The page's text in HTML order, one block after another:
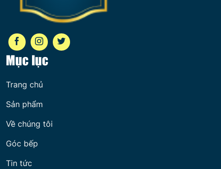
Mục lục
Trang chủ
Sản phẩm
Về chúng tôi
Góc bếp
Tin tức